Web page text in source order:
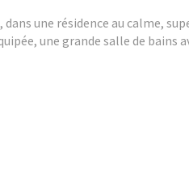
une résidence au calme,
une grande salle de bains